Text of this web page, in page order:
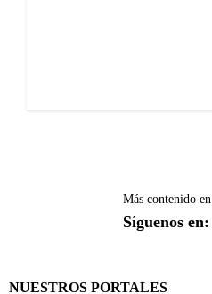
Más contenido en
Síguenos en:
NUESTROS PORTALES